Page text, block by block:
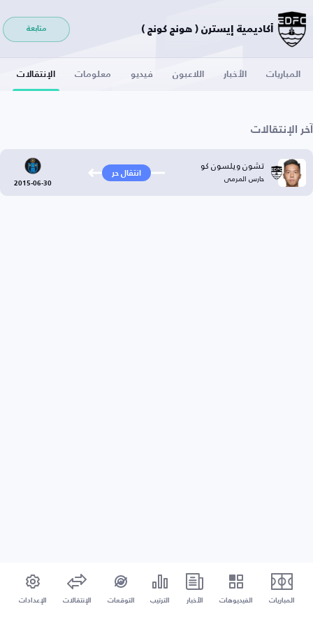
أكاديمية إيسترن ( هونج كونج ) متابعة
المباريات الأخبار اللاعبون فيديو معلومات الإنتقالات
آخر الإنتقالات
تشون ويلسون كو
حارس المرمى انتقال حر
2015-06-30
المباريات الفيديوهات الأخبار الترتيب التوقعات الإنتقالات الإعدادات